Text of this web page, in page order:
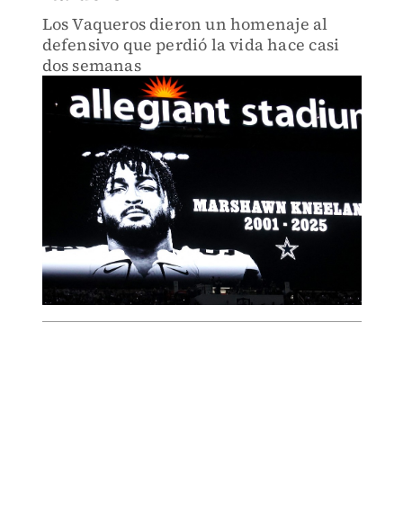
Los Vaqueros dieron un homenaje al
defensivo que perdió la vida hace casi
dos semanas